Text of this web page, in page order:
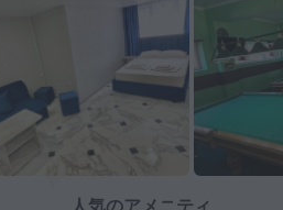
人気のアメニティ